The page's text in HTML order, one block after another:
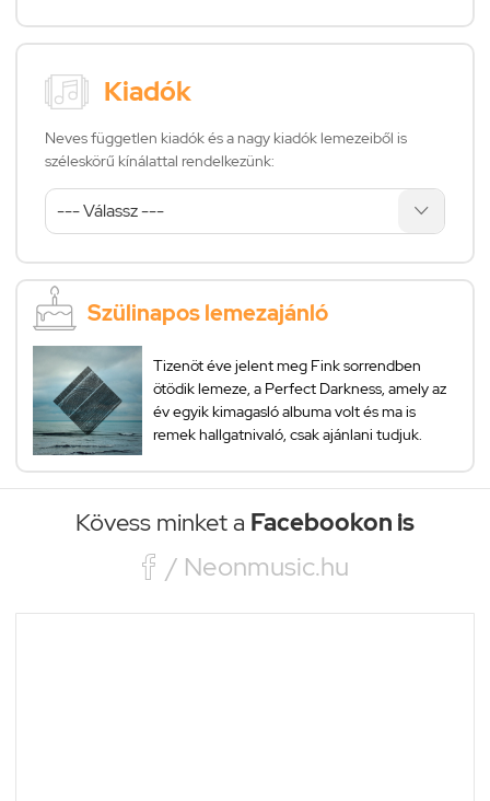
Kiadók
Neves független kiadók és a nagy kiadók lemezeiből is
széleskörű kínálattal rendelkezünk:
Szülinapos lemezajánló
Tizenöt éve jelent meg Fink sorrendben
ötödik lemeze, a Perfect Darkness, amely az
év egyik kimagasló albuma volt és ma is
remek hallgatnivaló, csak ajánlani tudjuk.
Kövess minket a Facebookon is
 / Neonmusic.hu